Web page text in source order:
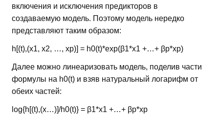
включения и исключения предикторов в
создаваемую модель. Поэтому модель нередко
представляют таким образом:
h[(t),(х1, х2, …, хр)] = h0(t)*exp(β1*х1 +…+ βр*хр)
Далее можно линеаризовать модель, поделив части
формулы на h0(t) и взяв натуральный логарифм от
обеих частей:
log{h[(t),(х…)]/h0(t)} = β1*х1 +…+ βр*хр